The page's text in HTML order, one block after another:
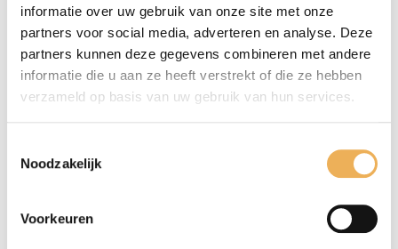
informatie over uw gebruik van onze site met onze
partners voor social media, adverteren en analyse. Deze
partners kunnen deze gegevens combineren met andere
informatie die u aan ze heeft verstrekt of die ze hebben
verzameld op basis van uw gebruik van hun services.
Noodzakelijk
Voorkeuren
kratten, kistjes e.d., papier en karton.
Daarnaast kan het ook worden gebruikt voor
fineer, triplex, lucifers en klompen. De
populierwortel is een veelzijdig product die
voor verschillende doeleinden gebruikt kan
populierwortel, ziet deze er bovendien ook
u nodig hebt.